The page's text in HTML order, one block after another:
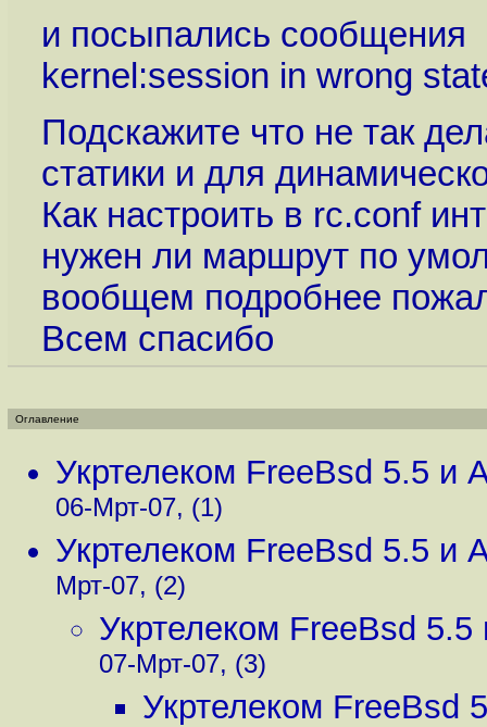
и посыпались сообщения
kernel:session in wrong
Подскажите что не так
статики и для
Как настроить в rc.conf
нужен ли маршрут по
вообщем подробнее
Всем спасибо
Оглавление
Укртелеком FreeBsd 5.5 и
06-Мрт-07, (1)
Укртелеком FreeBsd 5.5 и
Мрт-07, (2)
Укртелеком FreeBsd
07-Мрт-07, (3)
Укртелеком